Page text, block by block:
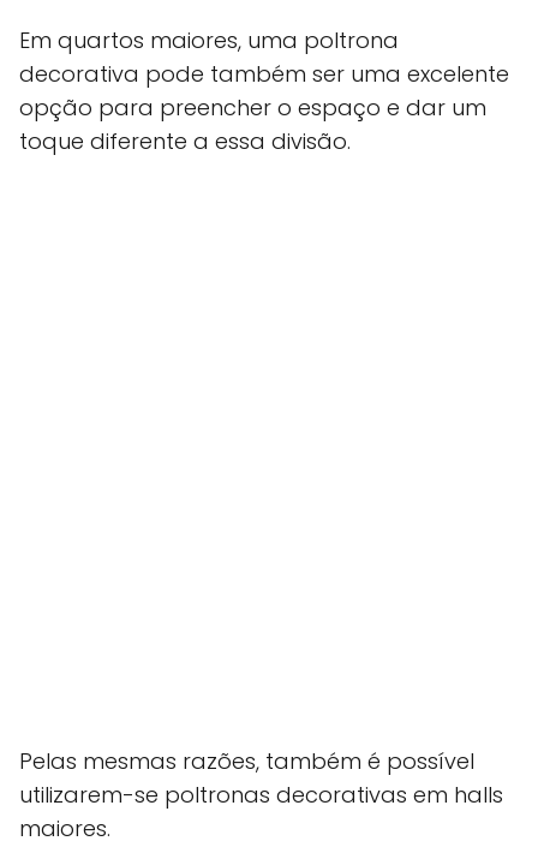
Em quartos maiores, uma poltrona
decorativa pode também ser uma excelente
opção para preencher o espaço e dar um
toque diferente a essa divisão.
Pelas mesmas razões, também é possível
utilizarem-se poltronas decorativas em halls
maiores.